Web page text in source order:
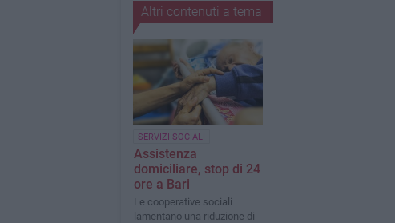
Altri contenuti a tema
SERVIZI SOCIALI
Assistenza
domiciliare, stop di 24
ore a Bari
Le cooperative sociali
lamentano una riduzione di